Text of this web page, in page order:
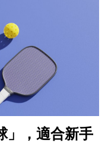
」，適合新手